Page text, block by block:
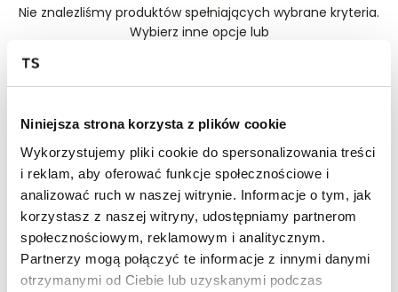
Niniejsza strona korzysta z plików cookie
Wykorzystujemy pliki cookie do spersonalizowania treści
i reklam, aby oferować funkcje społecznościowe i
analizować ruch w naszej witrynie. Informacje o tym, jak
korzystasz z naszej witryny, udostępniamy partnerom
społecznościowym, reklamowym i analitycznym.
Partnerzy mogą połączyć te informacje z innymi danymi
otrzymanymi od Ciebie lub uzyskanymi podczas
Nie znalezliśmy produktów spełniających wybrane kryteria.
Wybierz inne opcje lub
Wyczyść filtry
📸 OZNACZAJ NAS NA ZDJĘCIACH
#topsecretfashion